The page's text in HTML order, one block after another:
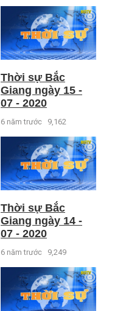
Thời sự Bắc
Giang ngày 15 -
07 - 2020
6 năm trước 9,162
Thời sự Bắc
Giang ngày 14 -
07 - 2020
6 năm trước 9,249